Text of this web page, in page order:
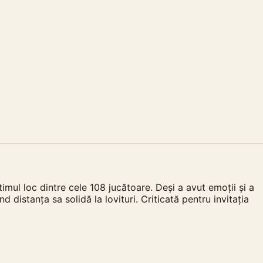
loc dintre cele 108 jucătoare. Deși a avut emoții și a
distanța sa solidă la lovituri. Criticată pentru invitația